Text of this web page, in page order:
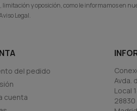
y oposición, como le informamos en
Legal.
del pedido
cuenta
Avda.
Local
28830